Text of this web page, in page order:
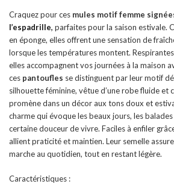
Craquez pour ces mules motif femme
l’espadrille, parfaites pour la saison estivale.
en éponge, elles offrent une sensation de
lorsque les températures montent.
elles accompagnent vos journées à la maison
ces pantoufles se distinguent par leur motif
silhouette féminine, vêtue d’une robe fluide et
promène dans un décor aux tons doux et
charme qui évoque les beaux jours, les
certaine douceur de vivre. Faciles à enfiler
allient praticité et maintien. Leur semelle
marche au quotidien, tout en restant légère.
Caractéristiques :